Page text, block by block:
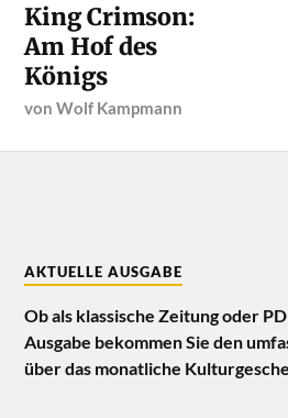
King Crimson:
Am Hof des
Königs
vonWolf Kampmann
AKTUELLE AUSGABE
Ob als klassische Zeitung oder
Ausgabe bekommen Sie den
über das monatliche